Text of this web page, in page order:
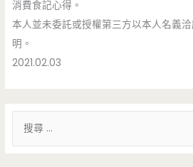
消費食記心得。
本人並未委託或授權第三方以本人名義
明。
2021.02.03